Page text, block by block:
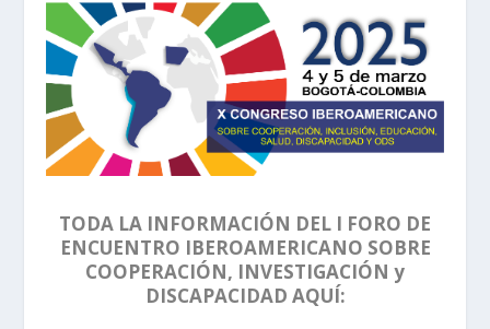
TODA LA INFORMACIÓN DEL I FORO DE
ENCUENTRO IBEROAMERICANO SOBRE
COOPERACIÓN, INVESTIGACIÓN y
DISCAPACIDAD AQUÍ: